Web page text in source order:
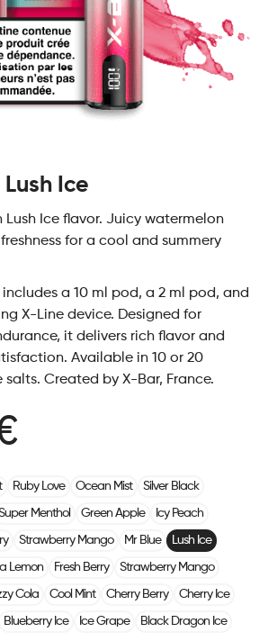
EN UN MAYORISTA DE X-BAR
Ice
Lush Ice flavor. Juicy watermelon
for a cool and summery
includes a 10 ml pod, a 2 ml pod, and
X-Line device. Designed for
it delivers rich flavor and
Available in 10 or 20
Created by X-Bar, France.
Ruby Love Ocean Mist Silver Black
Menthol Green Apple Icy Peach
Strawberry Mango Mr Blue Lush Ice
Lemon Fresh Berry Strawberry Mango
Cola Cool Mint Cherry Berry Cherry Ice
Blueberry Ice Ice Grape Black Dragon Ice